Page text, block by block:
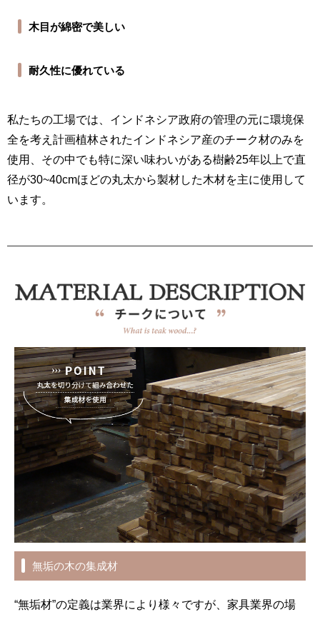
木目が綿密で美しい
耐久性に優れている
私たちの工場では、インドネシア政府の管理の元に環境保
全を考え計画植林されたインドネシア産のチーク材のみを
使用、その中でも特に深い味わいがある樹齢25年以上で直
径が30~40cmほどの丸太から製材した木材を主に使用して
います。
無垢の木の集成材
“無垢材”の定義は業界により様々ですが、家具業界の場